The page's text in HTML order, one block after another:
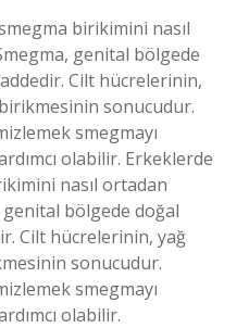
birikimini nasıl
genital bölgede
Cilt hücrelerinin,
sonucudur.
smegmayı
olabilir. Erkeklerde
nasıl ortadan
bölgede doğal
Cilt hücrelerinin, yağ
sonucudur.
smegmayı
olabilir.